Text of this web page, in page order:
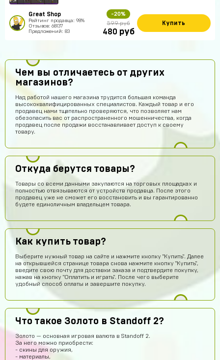
Great Shop
Рейтинг продавца: 98%
Отзывов: 68137
Предложений: 83
-20%
599 руб
480 руб
Купить
Чем вы отличаетесь от других
магазинов?
Над работой нашего магазина трудится большая команда
высококвалифицированных специалистов. Каждый товар и его
продавец нами тщательно проверяются, что позволяет нам
обезопасить вас от распространенного мошенничества, когда
продавец после продажи восстанавливает доступ к своему
товару.
Откуда берутся товары?
Товары со всеми данными закупаются на торговых площадках и
полностью отвязываются от устройств продавца. После этого
продавец уже не сможет его восстановить и вы гарантированно
будете единоличным владельцем товара.
Как купить товар?
Выберите нужный товар на сайте и нажмите кнопку "Купить". Далее
на открывшейся странице товара снова нажмите кнопку "Купить",
введите свою почту для доставки заказа и подтвердите покупку,
нажав на кнопку "Оплатить и играть". После чего выберите
удобный способ оплаты и завершите покупку.
Что такое Золото в Standoff 2?
Золото — основная игровая валюта в Standoff 2.
За него можно приобрести:
- скины для оружия,
- материалы,
Ilya
Айнур Кулиева
Акк пришел)))
Иван Горобинский
Куда пришел? На почту?